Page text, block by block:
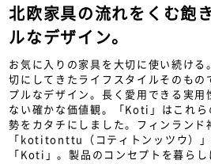
北欧家具の流れをくむ飽
ルなデザイン。
お気に入りの家具を大切に使い続け
切にしてきたライフスタイルそのもの
プルなデザイン。長く愛用できる実用
ない確かな価値観。「Koti」はこれ
勢をカタチにしました。フィンランド
「kotitonttu（コティトンッツウ）
「Koti」。製品のコンセプトを暮ら